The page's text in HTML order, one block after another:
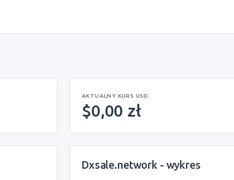
AKTUALNY KURS USD
$0,00 zł
Dxsale.network - wykres